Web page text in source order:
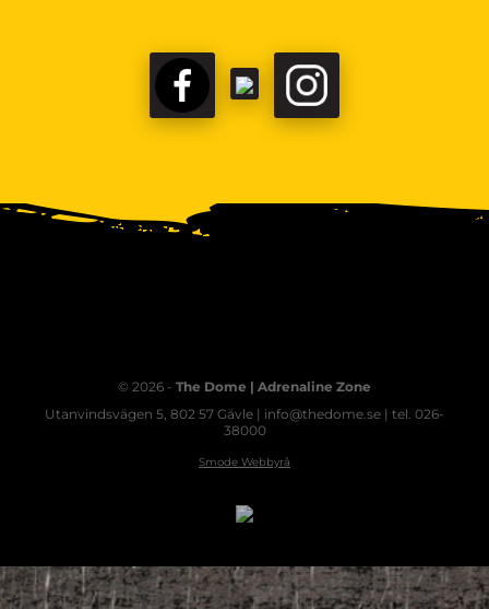
© 2026 - The Dome | Adrenaline Zone
Utanvindsvägen 5, 802 57 Gävle | info@thedome.se | tel. 026-
38000
Smode Webbyrå